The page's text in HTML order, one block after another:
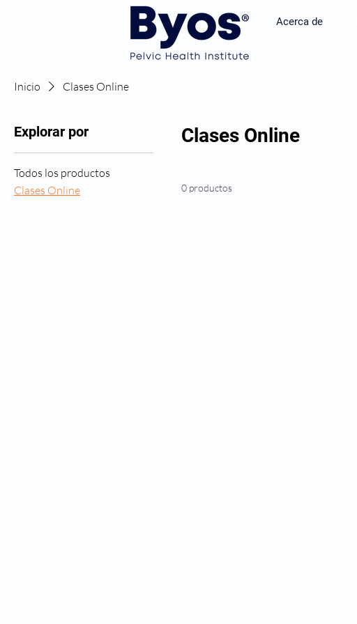
Acerca de
Inicio Clases Online
Explorar por
Todos los productos
Clases Online
Clases Online
0 productos